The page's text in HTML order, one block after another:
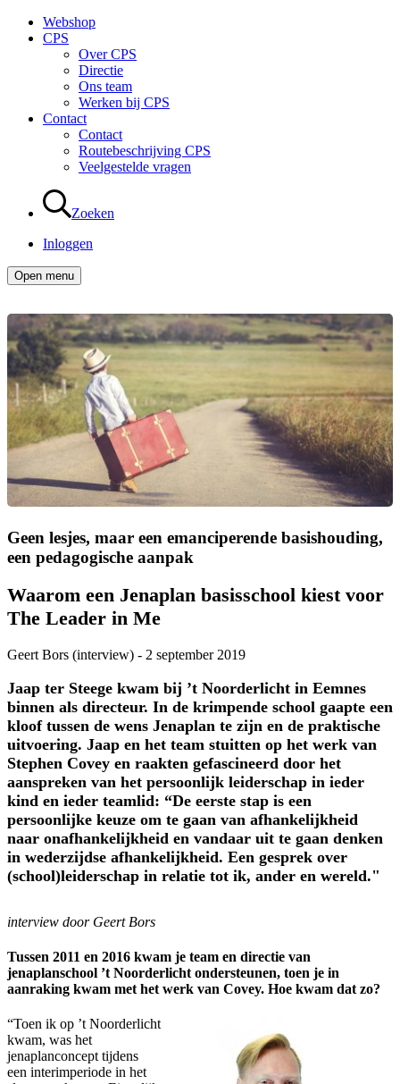
Webshop
CPS
Over CPS
Directie
Ons team
Werken bij CPS
Contact
Contact
Routebeschrijving CPS
Veelgestelde vragen
Zoeken
Inloggen
Open menu
Geen lesjes, maar een emanciperende basishouding,
een pedagogische aanpak
Waarom een Jenaplan basisschool kiest voor
The Leader in Me
Geert Bors (interview) - 2 september 2019
Jaap ter Steege kwam bij ’t Noorderlicht in Eemnes
binnen als directeur. In de krimpende school gaapte een
kloof tussen de wens Jenaplan te zijn en de praktische
uitvoering. Jaap en het team stuitten op het werk van
Stephen Covey en raakten gefascineerd door het
aanspreken van het persoonlijk leiderschap in ieder
kind en ieder teamlid: “De eerste stap is een
persoonlijke keuze om te gaan van afhankelijkheid
naar onafhankelijkheid en vandaar uit te gaan denken
in wederzijdse afhankelijkheid. Een gesprek over
(school)leiderschap in relatie tot ik, ander en wereld."
interview door Geert Bors
Tussen 2011 en 2016 kwam je team en directie van
jenaplanschool ’t Noorderlicht ondersteunen, toen je in
aanraking kwam met het werk van Covey. Hoe kwam dat zo?
“Toen ik op ’t Noorderlicht
kwam, was het
jenaplanconcept tijdens
een interimperiode in het